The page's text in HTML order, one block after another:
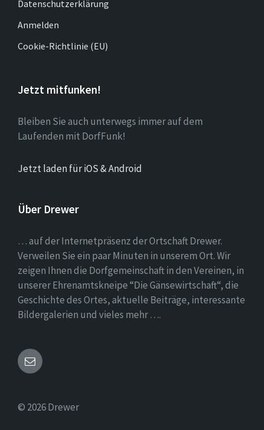
Datenschutzerklärung
Anmelden
Cookie-Richtlinie (EU)
Jetzt mitfunken!
Bleiben Sie auch unterwegs immer auf dem
Laufenden mit DorfFunk!
Jetzt laden für iOS & Android
Über Drewer
… auf der Internetpräsenz der Ortschaft Drewer.
Verweilen Sie ein paar Minuten in unserem Ort. Wir
zeigen Ihnen die Dorfgemeinschaft in den Vereinen, in
unserer Ehrenamtskneipe “Die Gänsewirtschaft“, die
Geschichte des Ortes, aktuelle Beiträge, interessante
Bildergalerien und vieles mehr ….
Email
© 2026 Drewer